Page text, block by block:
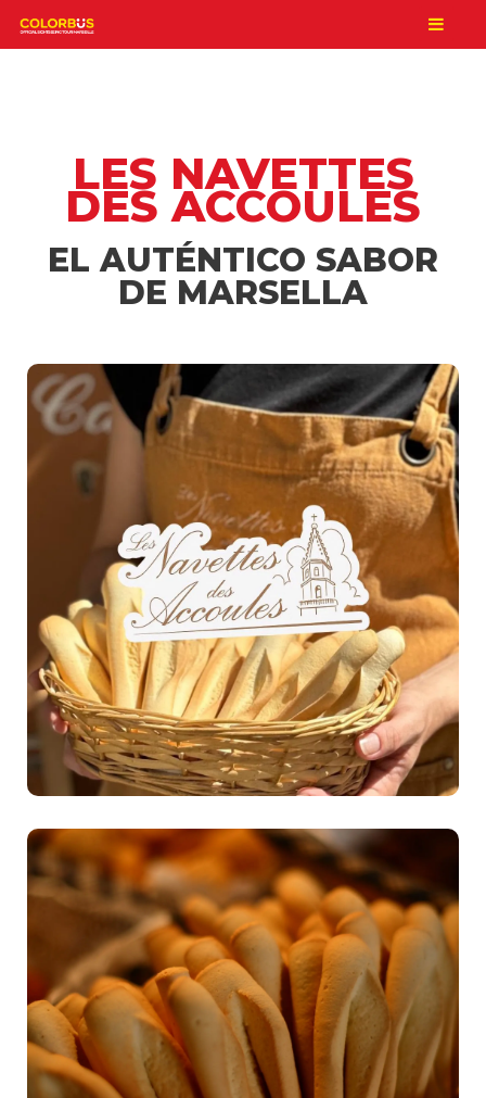
LES NAVETTES
DES ACCOULES
EL AUTÉNTICO SABOR
DE MARSELLA